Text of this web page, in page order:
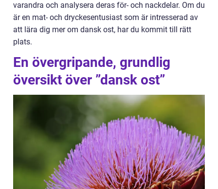
varandra och analysera deras för- och nackdelar. Om du
är en mat- och dryckesentusiast som är intresserad av
att lära dig mer om dansk ost, har du kommit till rätt
plats.
En övergripande, grundlig
översikt över ”dansk ost”